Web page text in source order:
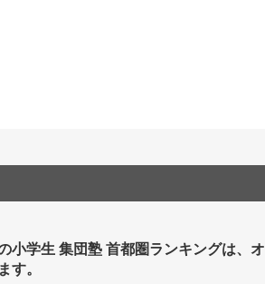
小学生 集団塾 首都圏ランキングは、
す。